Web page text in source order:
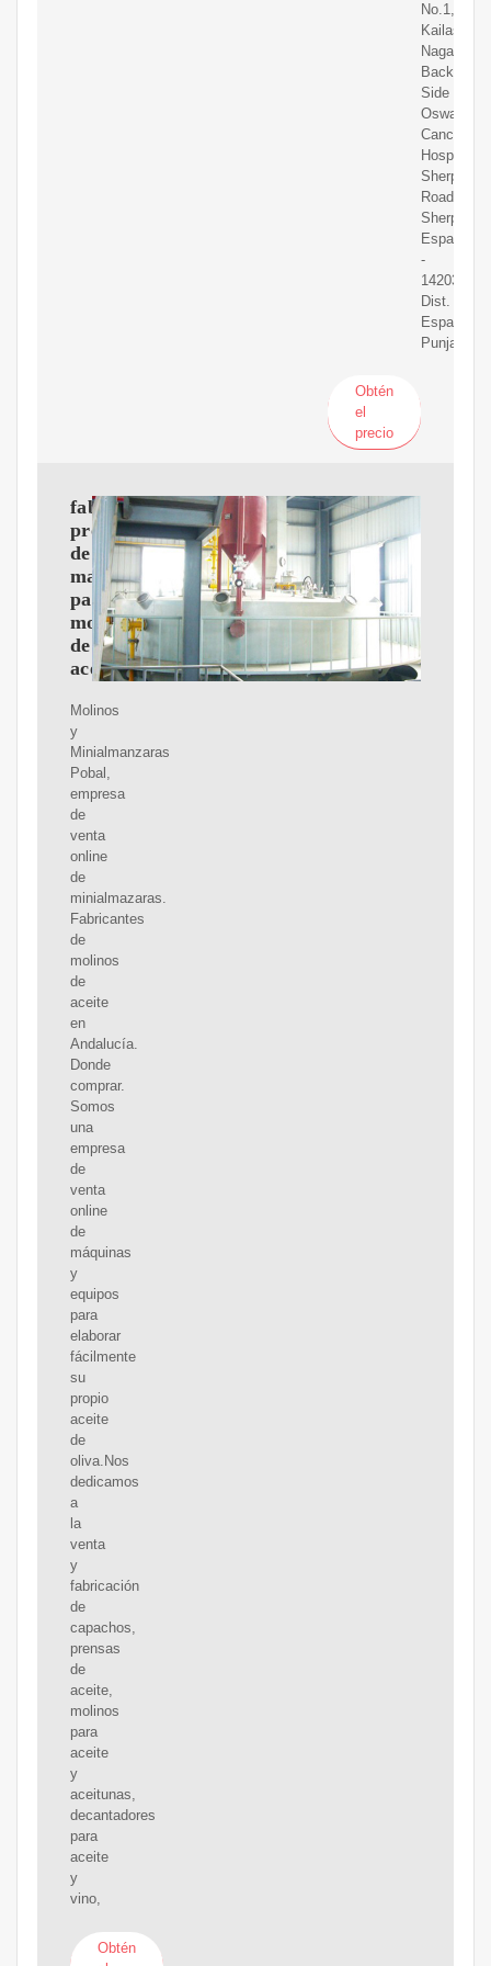
No.1,
Kailash
Nagar,
Back
Side
Oswal
Cancer
Hospital,
Sherpur
Road,,
Sherpur,
España
-
142036,
Dist.
España,
Punjab
Obtén
el
precio
fabricante
profesional
de
maquinaria
para
molinos
de
aceite
Molinos
y
Minialmanzaras
Pobal,
empresa
de
venta
online
de
minialmazaras.
Fabricantes
de
molinos
de
aceite
en
Andalucía.
Donde
comprar.
Somos
una
empresa
de
venta
online
de
máquinas
y
equipos
para
elaborar
fácilmente
su
propio
aceite
de
oliva.Nos
dedicamos
a
la
venta
y
fabricación
de
capachos,
prensas
de
aceite,
molinos
para
aceite
y
aceitunas,
decantadores
para
aceite
y
vino,
Obtén